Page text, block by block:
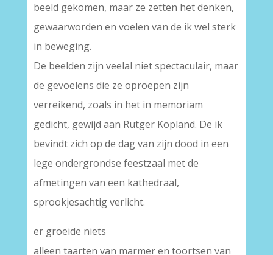
beeld gekomen, maar ze zetten het denken,
gewaarworden en voelen van de ik wel sterk
in beweging.
De beelden zijn veelal niet spectaculair, maar
de gevoelens die ze oproepen zijn
verreikend, zoals in het in memoriam
gedicht, gewijd aan Rutger Kopland. De ik
bevindt zich op de dag van zijn dood in een
lege ondergrondse feestzaal met de
afmetingen van een kathedraal,
sprookjesachtig verlicht.
er groeide niets
alleen taarten van marmer en toortsen van